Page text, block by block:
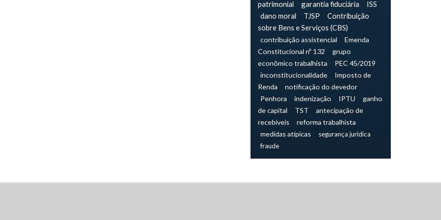
patrimonial
garantia fiduciária
ISS
dano moral
TJSP
Contribuição
sobre Bens e Serviços (CBS)
contribuição assistencial
Emenda
Constitucional nº 132
grupo
econômico trabalhista
PEC 45/2019
inconstitucionalidade
Imposto de
Renda
notificação do devedor
Penhora
indenização IPTU
ganho
de capital
TST
antecipação de
recebíveis
reforma trabalhista
medidas atípicas
segurança jurídica
fraude